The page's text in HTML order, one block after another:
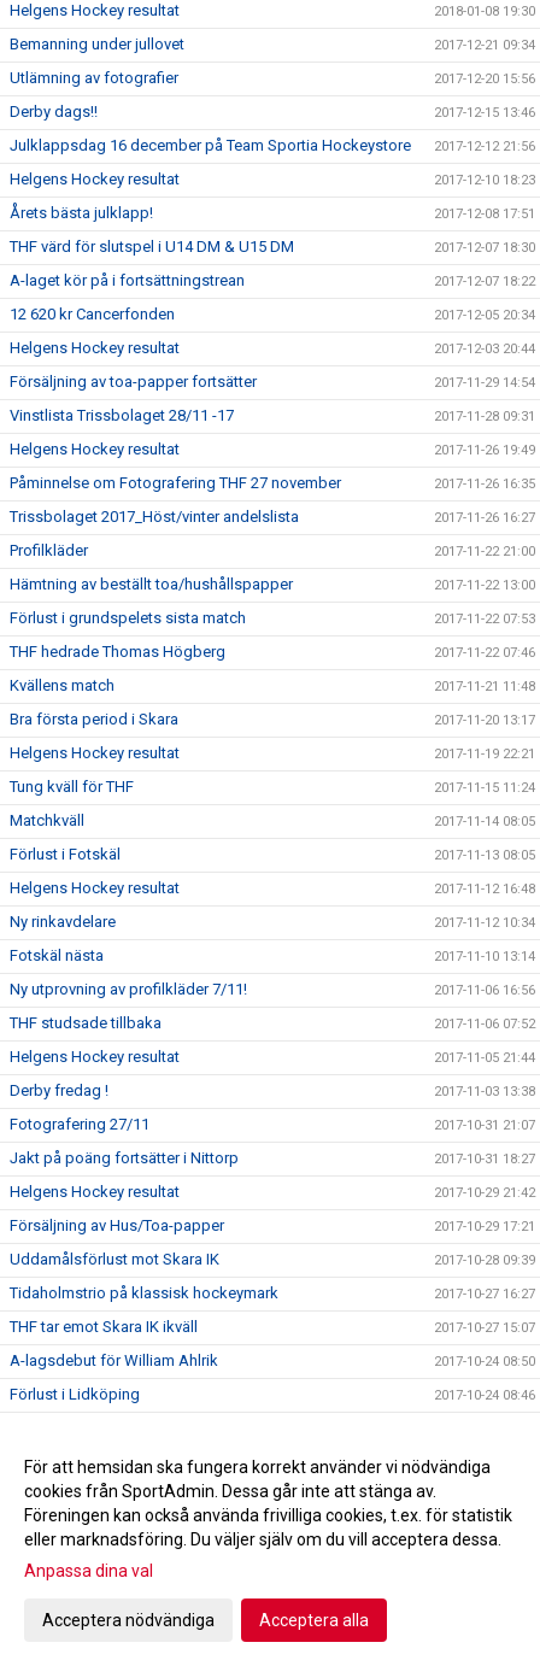
Helgens Hockey resultat 2018-01-08 19:30
Bemanning under jullovet 2017-12-21 09:34
Utlämning av fotografier 2017-12-20 15:56
Derby dags!! 2017-12-15 13:46
Julklappsdag 16 december på Team Sportia Hockeystore 2017-12-12 21:56
Helgens Hockey resultat 2017-12-10 18:23
Årets bästa julklapp! 2017-12-08 17:51
THF värd för slutspel i U14 DM & U15 DM 2017-12-07 18:30
A-laget kör på i fortsättningstrean 2017-12-07 18:22
12 620 kr Cancerfonden 2017-12-05 20:34
Helgens Hockey resultat 2017-12-03 20:44
Försäljning av toa-papper fortsätter 2017-11-29 14:54
Vinstlista Trissbolaget 28/11 -17 2017-11-28 09:31
Helgens Hockey resultat 2017-11-26 19:49
Påminnelse om Fotografering THF 27 november 2017-11-26 16:35
Trissbolaget 2017_Höst/vinter andelslista 2017-11-26 16:27
Profilkläder 2017-11-22 21:00
Hämtning av beställt toa/hushållspapper 2017-11-22 13:00
Förlust i grundspelets sista match 2017-11-22 07:53
THF hedrade Thomas Högberg 2017-11-22 07:46
Kvällens match 2017-11-21 11:48
Bra första period i Skara 2017-11-20 13:17
Helgens Hockey resultat 2017-11-19 22:21
Tung kväll för THF 2017-11-15 11:24
Matchkväll 2017-11-14 08:05
Förlust i Fotskäl 2017-11-13 08:05
Helgens Hockey resultat 2017-11-12 16:48
Ny rinkavdelare 2017-11-12 10:34
Fotskäl nästa 2017-11-10 13:14
Ny utprovning av profilkläder 7/11! 2017-11-06 16:56
THF studsade tillbaka 2017-11-06 07:52
Helgens Hockey resultat 2017-11-05 21:44
Derby fredag ! 2017-11-03 13:38
Fotografering 27/11 2017-10-31 21:07
Jakt på poäng fortsätter i Nittorp 2017-10-31 18:27
Helgens Hockey resultat 2017-10-29 21:42
Försäljning av Hus/Toa-papper 2017-10-29 17:21
Uddamålsförlust mot Skara IK 2017-10-28 09:39
Tidaholmstrio på klassisk hockeymark 2017-10-27 16:27
THF tar emot Skara IK ikväll 2017-10-27 15:07
A-lagsdebut för William Ahlrik 2017-10-24 08:50
Förlust i Lidköping 2017-10-24 08:46
A-laget spelar borta mot HC Lidköping 2017-10-20 10:43
Trissbolaget!!! 2017-10-18 22:10
Seger i hemmapremiären! 2017-10-17 21:55
Hus/Toa-pappers försäljning höst 2017
Skridskoskolan och hockeyskolan
För att hemsidan ska fungera korrekt använder vi nödvändiga
cookies från SportAdmin. Dessa går inte att stänga av.
Föreningen kan också använda frivilliga cookies, t.ex. för statistik
eller marknadsföring. Du väljer själv om du vill acceptera dessa.
Anpassa dina val
Acceptera nödvändiga Acceptera alla